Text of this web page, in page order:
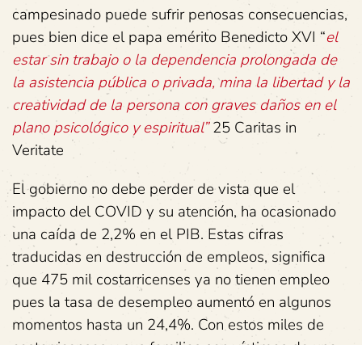
campesinado puede sufrir penosas consecuencias,
pues bien dice el papa emérito Benedicto XVI “el
estar sin trabajo o la dependencia prolongada de
la asistencia pública o privada, mina la libertad y la
creatividad de la persona con graves daños en el
plano psicológico y espiritual”25 Caritas in
Veritate
El gobierno no debe perder de vista que el
impacto del COVID y su atención, ha ocasionado
una caída de 2,2% en el PIB. Estas cifras
traducidas en destrucción de empleos, significa
que 475 mil costarricenses ya no tienen empleo
pues la tasa de desempleo aumentó en algunos
momentos hasta un 24,4%. Con estos miles de